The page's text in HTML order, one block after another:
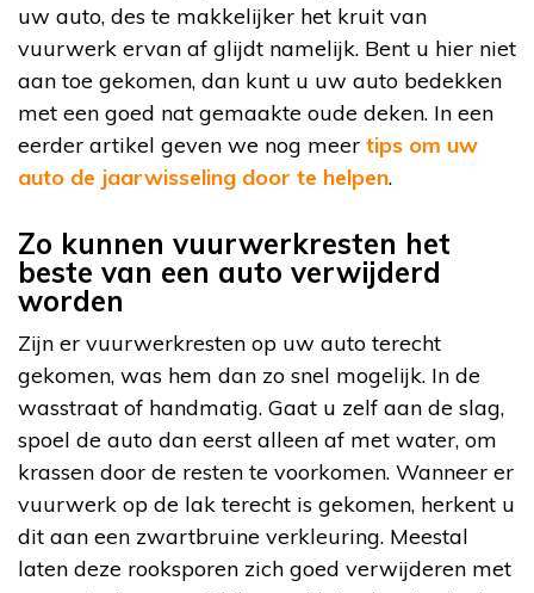
uw auto, des te makkelijker het kruit van
vuurwerk ervan af glijdt namelijk. Bent u hier niet
aan toe gekomen, dan kunt u uw auto bedekken
met een goed nat gemaakte oude deken. In een
eerder artikel geven we nog meer tips om uw
auto de jaarwisseling door te helpen.
Zo kunnen vuurwerkresten het
beste van een auto verwijderd
worden
Zijn er vuurwerkresten op uw auto terecht
gekomen, was hem dan zo snel mogelijk. In de
wasstraat of handmatig. Gaat u zelf aan de slag,
spoel de auto dan eerst alleen af met water, om
krassen door de resten te voorkomen. Wanneer er
vuurwerk op de lak terecht is gekomen, herkent u
dit aan een zwartbruine verkleuring. Meestal
laten deze rooksporen zich goed verwijderen met